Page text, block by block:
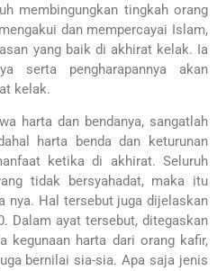
membingungkan tingkah orang
dan mempercayai Islam,
yang baik di akhirat kelak. Ia
serta pengharapannya akan
kelak.
harta dan bendanya, sangatlah
harta benda dan keturunan
ketika di akhirat. Seluruh
tidak bersyahadat, maka itu
nya. Hal tersebut juga dijelaskan
Dalam ayat tersebut, ditegaskan
kegunaan harta dari orang kafir,
bernilai sia-sia. Apa saja jenis